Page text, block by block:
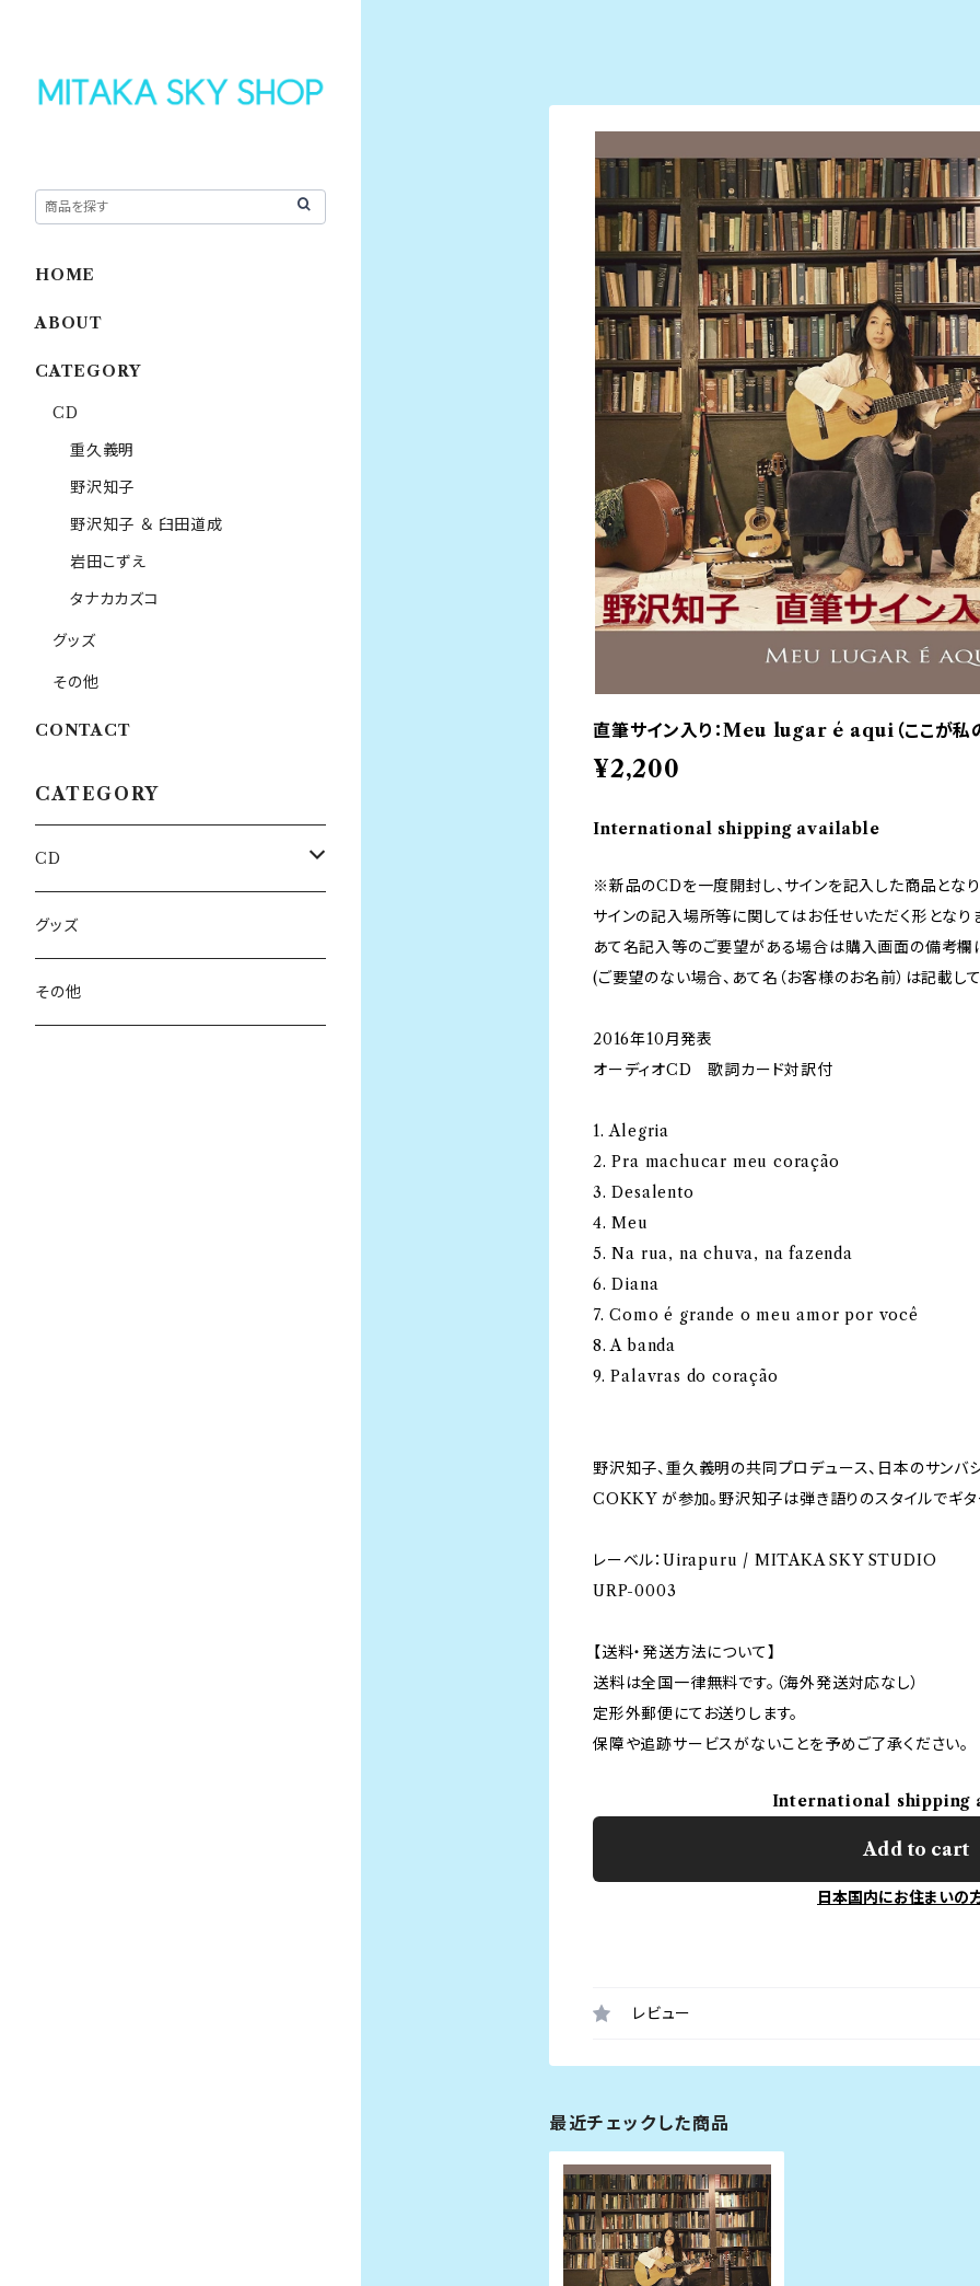
直筆サイン入り：Meu lugar é aqui（ここが私
¥2,200
International shipping available
※新品のCDを一度開封し、サインを記入した商品となり
サインの記入場所等に関してはお任せいただく形となり
あて名記入等のご要望がある場合は購入画面の備考欄
(ご要望のない場合、あて名（お客様のお名前）は記載し
2016年10月発表
オーディオCD 歌詞カード対訳付
1. Alegria
2. Pra machucar meu coração
3. Desalento
4. Meu
5. Na rua, na chuva, na fazenda
6. Diana
7. Como é grande o meu amor por você
8. A banda
9. Palavras do coração
野沢知子、重久義明の共同プロデュース、日本のサン
COKKY が参加。野沢知子は弾き語りのスタイルでギタ
レーベル：Uirapuru / MITAKA SKY STUDIO
URP-0003
【送料・発送方法について】
送料は全国一律無料です。（海外発送対応なし）
定形外郵便にてお送りします。
保障や追跡サービスがないことを予めご了承ください。
International shipping
Add to cart
日本国内にお住まいの
レビュー
最近チェックした商品
HOME
ABOUT
CATEGORY
CD
重久義明
野沢知子
野沢知子 ＆ 臼田道成
岩田こずえ
タナカカズコ
グッズ
その他
CONTACT
CATEGORY
CD
重久義明
野沢知子
グッズ
その他